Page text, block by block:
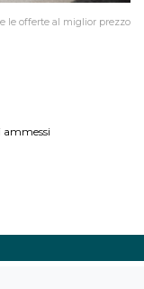
le offerte al miglior prezzo